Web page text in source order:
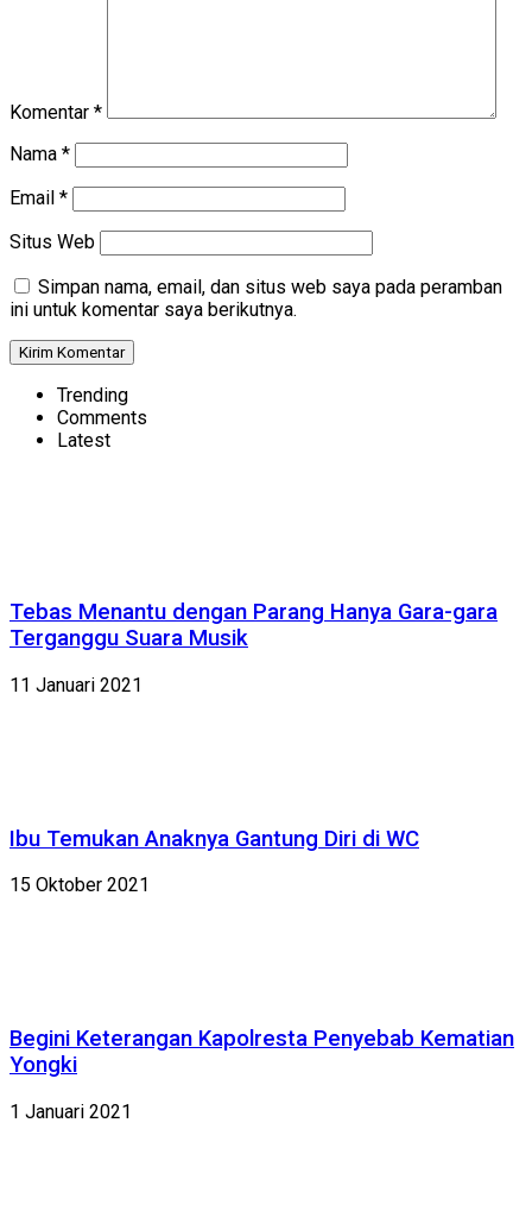
Komentar *
Nama *
Email *
Situs Web
Simpan nama, email, dan situs web saya pada peramban
ini untuk komentar saya berikutnya.
Trending
Comments
Latest
Tebas Menantu dengan Parang Hanya Gara-gara
Terganggu Suara Musik
11 Januari 2021
Ibu Temukan Anaknya Gantung Diri di WC
15 Oktober 2021
Begini Keterangan Kapolresta Penyebab Kematian
Yongki
1 Januari 2021